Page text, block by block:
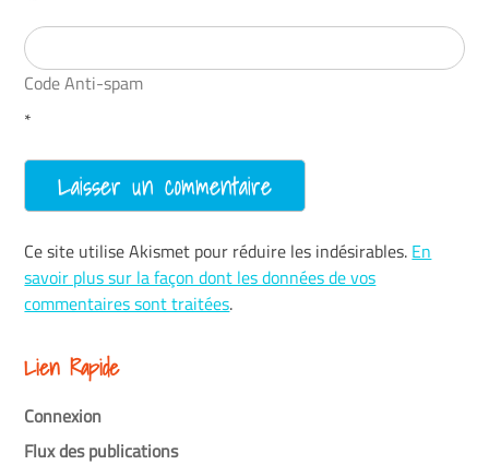
Code Anti-spam
*
Ce site utilise Akismet pour réduire les indésirables. En
savoir plus sur la façon dont les données de vos
commentaires sont traitées.
Lien Rapide
Connexion
Flux des publications